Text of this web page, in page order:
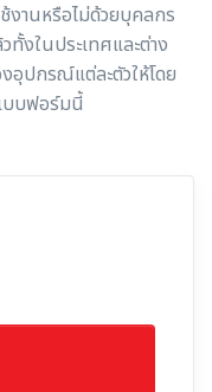
านหรือไม่ด้วยบุคลกร
งในประเทศและต่าง
อุปกรณ์แต่ละตัวให้โดย
บบฟอร์มนี้